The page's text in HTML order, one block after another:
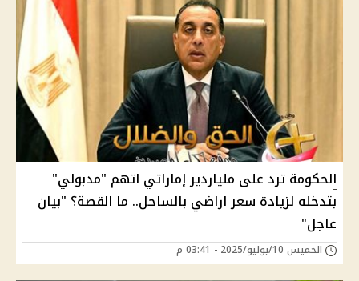
الحكومة ترد على ملياردير إماراتي اتهم "مدبولي"
بتدخله لزيادة سعر اراضي بالساحل.. ما القصة؟ "بيان
عاجل"
الخميس 10/يوليو/2025 - 03:41 م